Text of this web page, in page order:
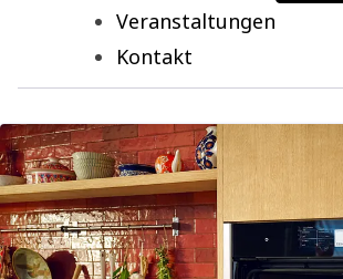
Veranstaltungen
Kontakt